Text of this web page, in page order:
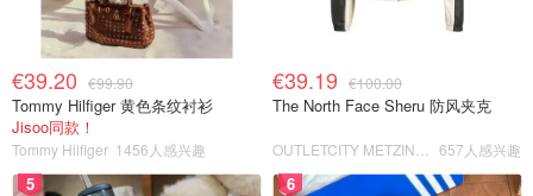
€39.20 €99.90
Tommy Hilfiger 黄色条纹衬衫
Jisoo同款！
Tommy Hilfiger 1456人感兴趣
€39.19 €100.00
The North Face Sheru 防风夹克
657人感兴趣
5 6